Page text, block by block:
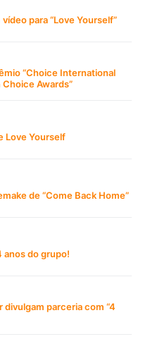
para “Love Yourself”
“Choice International
Choice Awards”
Love Yourself
de “Come Back Home”
anos do grupo!
divulgam parceria com “4